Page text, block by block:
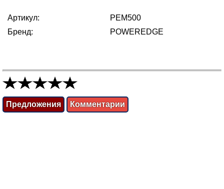
Артикул:
PEM500
Бренд:
POWEREDGE
Предложения Комментарии